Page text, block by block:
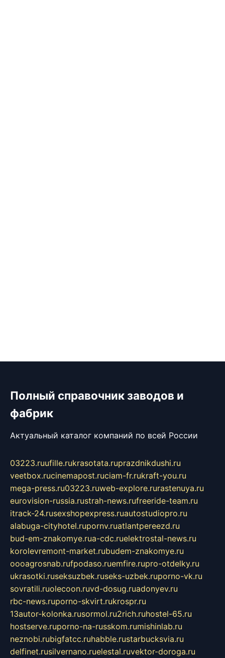
Полный справочник заводов и
фабрик
Актуальный каталог компаний по всей России
03223.ruufille.rukrasotata.ruprazdnikdushi.ru
veetbox.rucinemapost.ruciam-fr.rukraft-you.ru
mega-press.ru03223.ruweb-explore.rurastenuya.ru
eurovision-russia.rustrah-news.rufreeride-team.ru
itrack-24.rusexshopexpress.ruautostudiopro.ru
alabuga-cityhotel.rupornv.ruatlantpereezd.ru
bud-em-znakomye.rua-cdc.ruelektrostal-news.ru
korolevremont-market.rubudem-znakomye.ru
oooagrosnab.rufpodaso.ruemfire.rupro-otdelky.ru
ukrasotki.ruseksuzbek.ruseks-uzbek.ruporno-vk.ru
sovratili.ruolecoon.ruvd-dosug.ruadonyev.ru
rbc-news.ruporno-skvirt.rukrospr.ru
13autor-kolonka.rusormol.ru2rich.ruhostel-65.ru
hostserve.ruporno-na-russkom.rumishinlab.ru
neznobi.rubigfatcc.ruhabble.rustarbucksvia.ru
delfinet.rusilvernano.ruelestal.ruvektor-doroga.ru